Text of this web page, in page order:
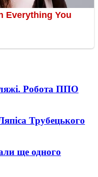
Робота ППО
Трубецького
ще одного